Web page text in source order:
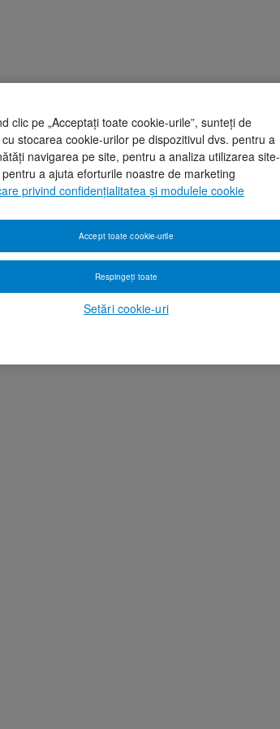
clic pe „Acceptați toate cookie-urile”, sunteți de
stocarea cookie-urilor pe dispozitivul dvs. pentru a
navigarea pe site, pentru a analiza utilizarea site-
pentru a ajuta eforturile noastre de marketing
privind confidențialitatea și modulele cookie
Setări cookie-uri
Respingeți toate
Accept toate cookie-urile